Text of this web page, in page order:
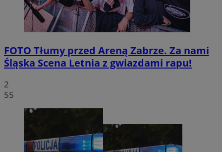
FOTO Tłumy przed Areną Zabrze. Za nami
Śląska Scena Letnia z gwiazdami rapu!
2
55